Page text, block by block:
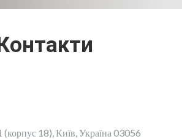
(корпус 18), Київ, Україна 03056